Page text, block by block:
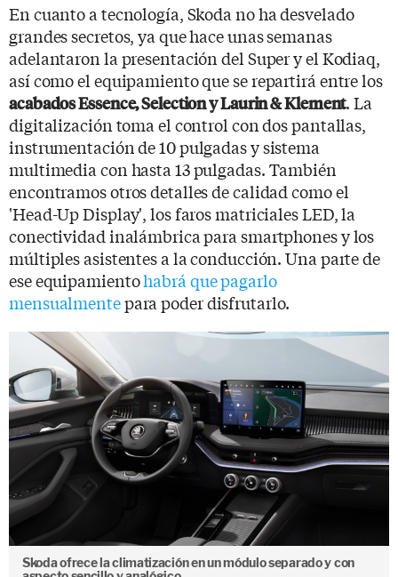
En cuanto a tecnología, Skoda no ha desvelado
grandes secretos, ya que hace unas semanas
adelantaron la presentación del Super y el Kodiaq,
así como el equipamiento que se repartirá entre los
acabados Essence, Selection y Laurin & Klement. La
digitalización toma el control con dos pantallas,
instrumentación de 10 pulgadas y sistema
multimedia con hasta 13 pulgadas. También
encontramos otros detalles de calidad como el
'Head-Up Display', los faros matriciales LED, la
conectividad inalámbrica para smartphones y los
múltiples asistentes a la conducción. Una parte de
ese equipamientohabrá que pagarlo
mensualmentepara poder disfrutarlo.
Skoda ofrece la climatización en un módulo separado y con